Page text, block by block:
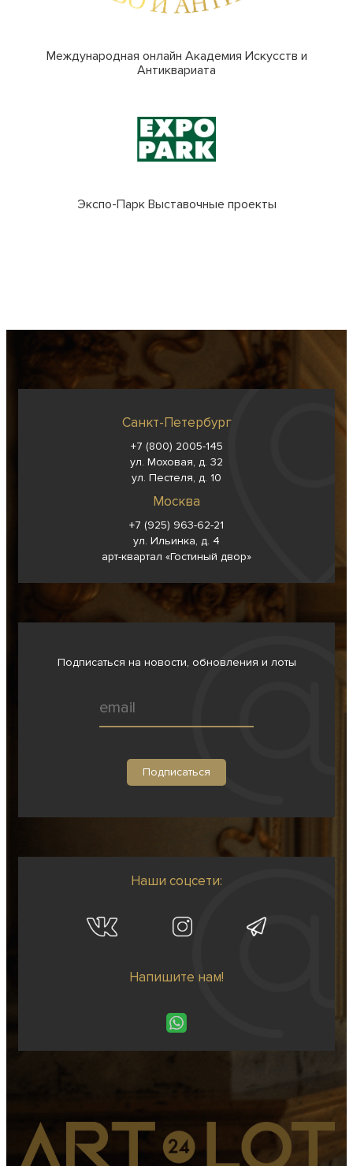
Международная онлайн Академия Искусств и
Антиквариата
Экспо-Парк Выставочные проекты
Санкт-Петербург
+7 (800) 2005-145
ул. Моховая, д. 32
ул. Пестеля, д. 10
Москва
+7 (925) 963-62-21
ул. Ильинка, д. 4
арт-квартал «Гостиный двор»
Подписаться на новости, обновления и лоты
Наши соцсети:
Напишите нам!